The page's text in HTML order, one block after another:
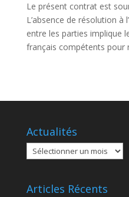
Le présent contrat est
L’absence de résolution à
entre les parties implique
français compétents pour
Actualités
Actualités
Articles Récents